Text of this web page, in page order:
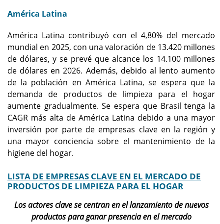
América Latina
América Latina contribuyó con el 4,80% del mercado
mundial en 2025, con una valoración de 13.420 millones
de dólares, y se prevé que alcance los 14.100 millones
de dólares en 2026. Además, debido al lento aumento
de la población en América Latina, se espera que la
demanda de productos de limpieza para el hogar
aumente gradualmente. Se espera que Brasil tenga la
CAGR más alta de América Latina debido a una mayor
inversión por parte de empresas clave en la región y
una mayor conciencia sobre el mantenimiento de la
higiene del hogar.
LISTA DE EMPRESAS CLAVE EN EL MERCADO DE
PRODUCTOS DE LIMPIEZA PARA EL HOGAR
Los actores clave se centran en el lanzamiento de nuevos
productos para ganar presencia en el mercado